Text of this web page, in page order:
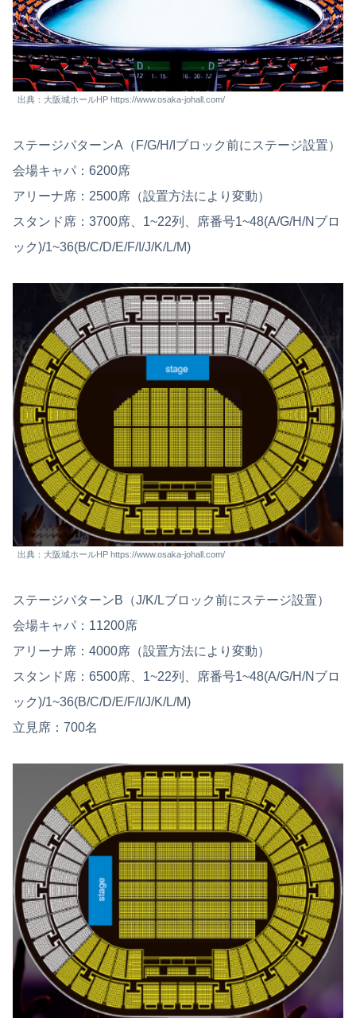
出典：大阪城ホールHP https://www.osaka-johall.com/
ステージパターンA（F/G/H/Iブロック前にステージ設置）
会場キャパ：6200席
アリーナ席：2500席（設置方法により変動）
スタンド席：3700席、1~22列、席番号1~48(A/G/H/Nブロ
ック)/1~36(B/C/D/E/F/I/J/K/L/M)
出典：大阪城ホールHP https://www.osaka-johall.com/
ステージパターンB（J/K/Lブロック前にステージ設置）
会場キャパ：11200席
アリーナ席：4000席（設置方法により変動）
スタンド席：6500席、1~22列、席番号1~48(A/G/H/Nブロ
ック)/1~36(B/C/D/E/F/I/J/K/L/M)
立見席：700名